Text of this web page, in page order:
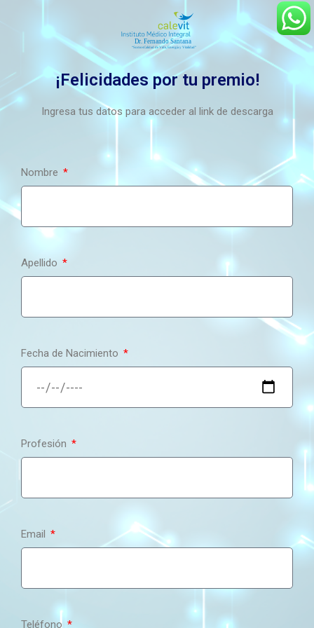
¡Felicidades por tu premio!
Ingresa tus datos para acceder al link de descarga
Nombre
Apellido
Fecha de Nacimiento
Profesión
Email
Teléfono